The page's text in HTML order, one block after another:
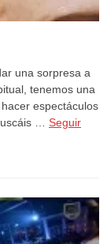
una sorpresa a
tenemos una
espectáculos
… Seguir